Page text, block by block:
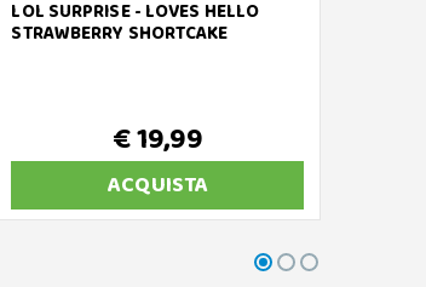
LOL SURPRISE - LOVES HELLO
STRAWBERRY SHORTCAKE
€ 19,99
ACQUISTA